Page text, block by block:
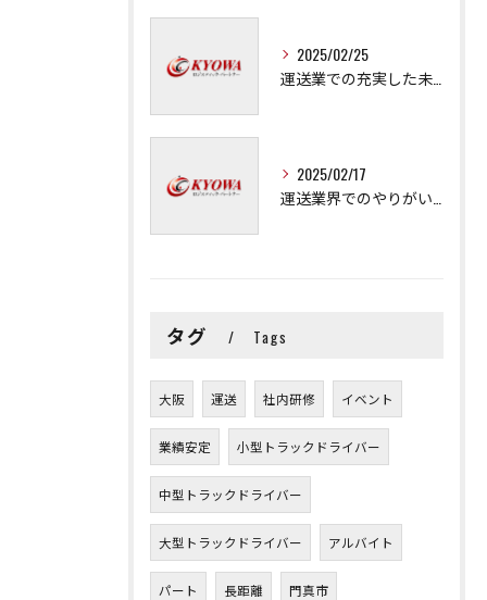
2025/02/25
2025/02/17
タグ Tags
大阪 運送 社内研修 イベント
業績安定 小型トラックドライバー
中型トラックドライバー
大型トラックドライバー アルバイト
パート 長距離 門真市